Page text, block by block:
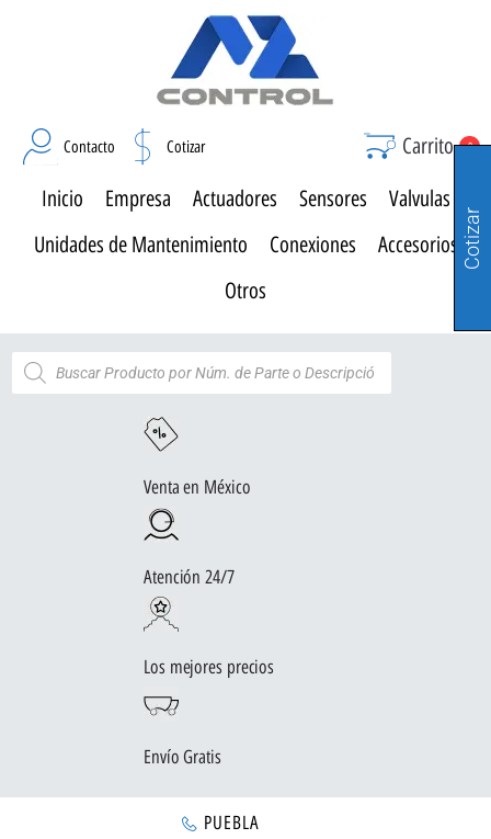
Contacto Cotizar Carrito 0
Inicio Empresa Actuadores Sensores
Valvulas
Unidades de Mantenimiento
Conexiones
Accesorios
Otros
Venta en México
Atención 24/7
Los mejores precios
Envío Gratis
PUEBLA
Cotizar